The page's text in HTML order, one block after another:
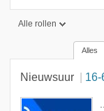
Alle rollen
Alle rollen
Geen rol
Presentator
Alles
Nieuwsuur 16-